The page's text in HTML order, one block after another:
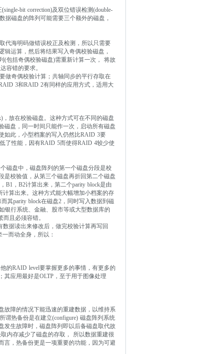
bit correction)及双位错误检测(double-
据磁盘的阵列可能需要三个额外的磁盘，
代海明码做错误校正及检测，所以只需要
辑运算，然后将结果写入奇偶校验磁盘，
(包括奇偶校验磁盘)需重新计算一次， 将故
容错的要求。
做奇偶校验计算；共轴同步的平行存取在
3和RAID 2有同样的应用方式，适用大
放在校验磁盘。这种方式可在不同的磁盘
磁盘，同一时间只能作一次，启动所有磁盘
如此，小型档案的写入仍然比RAID 3要
了性能，因有RAID 5而使得RAID 4较少使
磁盘中，磁盘阵列的第一个磁盘分段是校
是校验值，从第三个磁盘再折回第二个磁盘
B1，B2计算出来，第二个parity block是由
算出来。这种方式能大幅增加小档案的存
其parity block在磁盘2，同时写入数据到磁
银行系统、金融、股市等或大型数据库的
且必须容错。
据读出来修改后，做完校验计算再写回
而动全身，所以：
的RAID level要掌握更多的事情，有更多的
应用最好是OLTP，至于用于图像处理
故障的情况下能迅速的重建数据，以维持系
谓热备份是在建立(configure) 磁盘阵列系统
发生故障时，磁盘阵列即以后备磁盘取代故
内存减少了磁盘的存取， 所以数据重建很
言，热备份更是一项重要的功能，因为可避